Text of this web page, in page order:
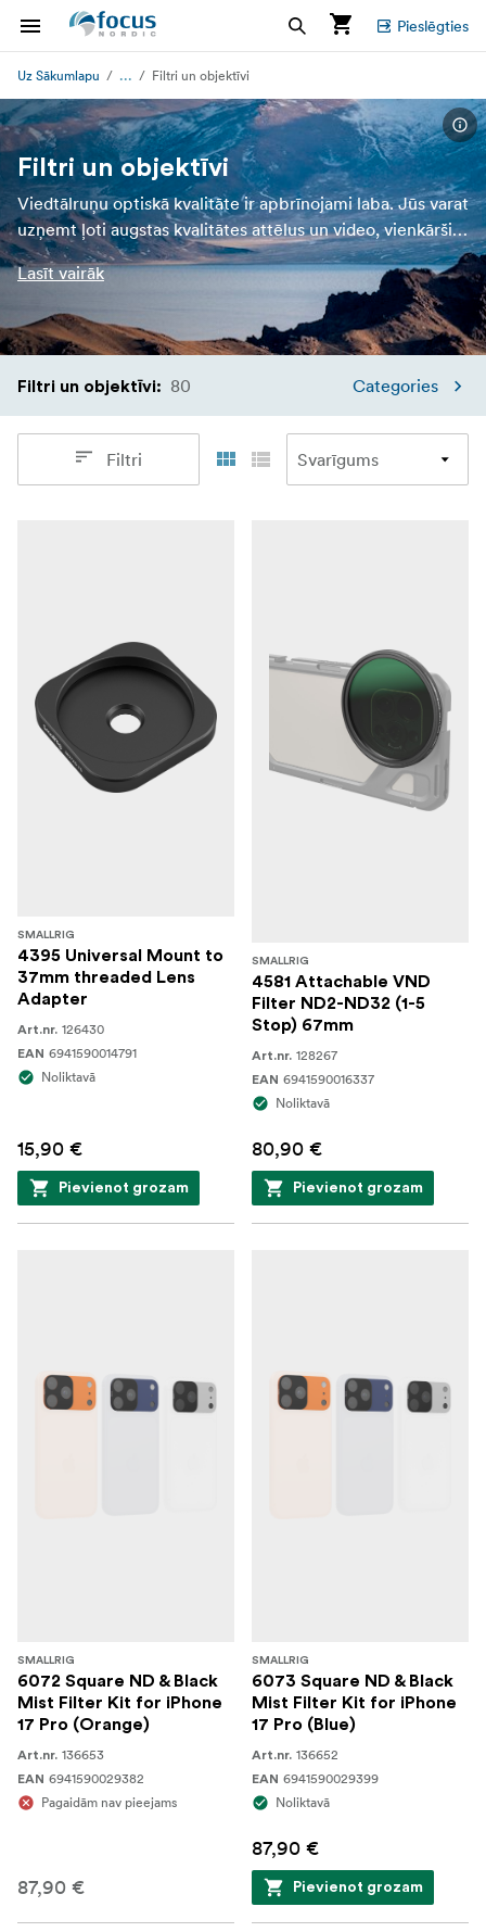
Pieslēgties
Uz Sākumlapu ... Filtri un objektīvi
Filtri un objektīvi
Viedtālruņu optiskā kvalitāte ir apbrīnojami laba. Jūs varat
uzņemt ļoti augstas kvalitātes attēlus un video, vienkārši
izmantojot mobilo fotokameru. Ja vēlaties viedtālruņa
fotografēšanu pacelt jaunā līmenī, piestipriniet mobilo
filtru vai mobilo objektīvu. Šie lieliskie viedtālruņu
piederumi ļauj tuvināties profesionālās fotografēšanas
pasaulei, izmantojot viedtālruni, nevis dārgu vienas lēcas
digitālo spoguļkameru <em>(DSLR).</em>
Lasīt vairāk
Filtri un objektīvi: 80 Categories
Filtri
SMALLRIG
4395 Universal Mount to
37mm threaded Lens
Adapter
Art.nr. 126430
EAN 6941590014791
Noliktavā
15,90 €
Pievienot grozam
SMALLRIG
4581 Attachable VND
Filter ND2-ND32 (1-5
Stop) 67mm
Art.nr. 128267
EAN 6941590016337
Noliktavā
80,90 €
Pievienot grozam
SMALLRIG
6072 Square ND & Black
Mist Filter Kit for iPhone
17 Pro (Orange)
Art.nr. 136653
EAN 6941590029382
Pagaidām nav pieejams
87,90 €
SMALLRIG
6073 Square ND & Black
Mist Filter Kit for iPhone
17 Pro (Blue)
Art.nr. 136652
EAN 6941590029399
Noliktavā
87,90 €
Pievienot grozam